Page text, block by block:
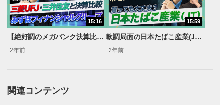
2
動画タイトル
動画タイトルが表示されます。クリックすると
YouTubeサイトに移動します。
ー内にあります。
15:16
【絶好調のメガバンク決算比較！】米トランプ大統領・日銀利上げなどの影響は？【森永'sVIEW】
2年前
15:59
軟調局面の日本たばこ産業(JT)は買い？高配当を維持できる理由【森永’sVIEW】
2年前
関連コンテンツ